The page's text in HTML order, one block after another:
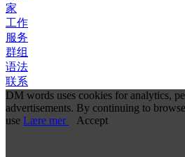
家
工作
服务
群组
语法
联系
DM words uses cookies for analytics,
advertisements. By continuing to
use Lære mer Accept